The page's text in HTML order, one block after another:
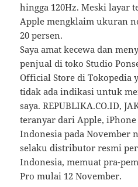
hingga 120Hz. Meski layar
Apple mengklaim ukuran
20 persen.
Saya amat kecewa dan
penjual di toko Studio
Official Store di Tokopedia
tidak ada indikasi untuk
saya. REPUBLIKA.CO.ID,
teranyar dari Apple, iPhone
Indonesia pada November
selaku distributor resmi
Indonesia, memuat pra-
Pro mulai 12 November.